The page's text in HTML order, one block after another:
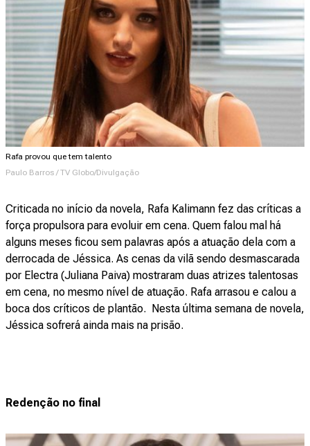
Rafa provou que tem talento
Paulo Barros / TV Globo/Divulgação
Criticada no início da novela, Rafa Kalimann fez das críticas a
força propulsora para evoluir em cena. Quem falou mal há
alguns meses ficou sem palavras após a atuação dela com a
derrocada de Jéssica. As cenas da vilã sendo desmascarada
por Electra (Juliana Paiva) mostraram duas atrizes talentosas
em cena, no mesmo nível de atuação. Rafa arrasou e calou a
boca dos críticos de plantão. Nesta última semana de novela,
Jéssica sofrerá ainda mais na prisão.
Redenção no final